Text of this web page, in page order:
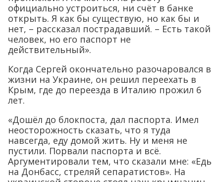
официально устроиться, ни счёт в банке
открыть. Я как бы существую, но как бы и
нет, – рассказал пострадавший. – Есть такой
человек, но его паспорт не
действительный».
Когда Сергей окончательно разочаровался в
жизни на Украине, он решил переехать в
Крым, где до переезда в Италию прожил 6
лет.
«Дошёл до блокпоста, дал паспорта. Имел
неосторожность сказать, что я туда
навсегда, еду домой жить. Ну и меня не
пустили. Порвали паспорта и всё.
Аргументировали тем, что сказали мне: «Едь
на Донбасс, стреляй сепаратистов». На